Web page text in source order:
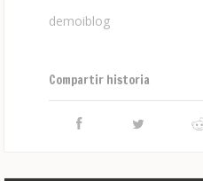
demoiblog
Compartir historia